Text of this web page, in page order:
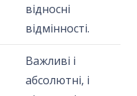
відносні
відмінності.
Важливі і
абсолютні, і